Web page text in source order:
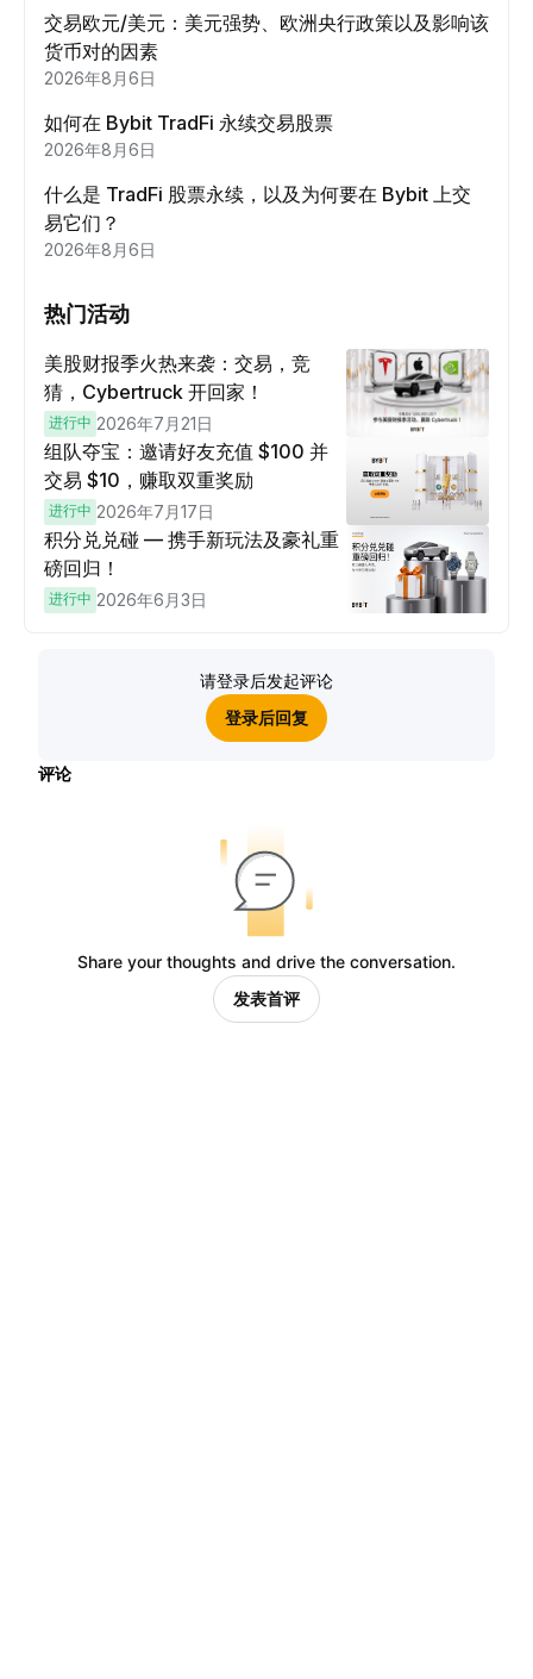
交易欧元/美元：美元强势、欧洲央行政策以及影响该
货币对的因素
2026年8月6日
如何在 Bybit TradFi 永续交易股票
2026年8月6日
什么是 TradFi 股票永续，以及为何要在 Bybit 上交
易它们？
2026年8月6日
热门活动
美股财报季火热来袭：交易，竞
猜，Cybertruck 开回家！
进行中 2026年7月21日
组队夺宝：邀请好友充值 $100 并
交易 $10，赚取双重奖励
进行中 2026年7月17日
积分兑兑碰 — 携手新玩法及豪礼重
磅回归！
进行中 2026年6月3日
请登录后发起评论
登录后回复
评论
Share your thoughts and drive the conversation.
发表首评